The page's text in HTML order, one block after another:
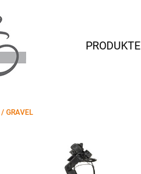
PRODUKTE
/ GRAVEL